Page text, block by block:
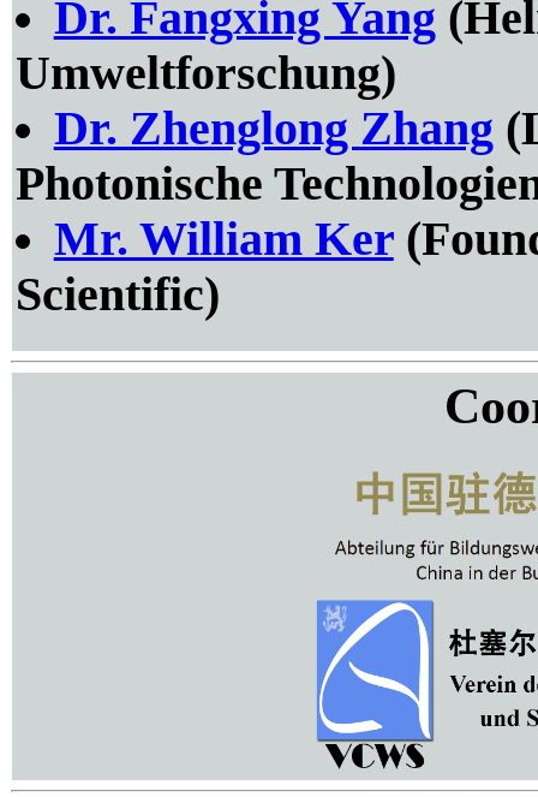
Dr. Fangxing Yang
Umweltforschung)
Dr. Zhenglong Zhang
Photonische
Mr. William Ker
Scientific)